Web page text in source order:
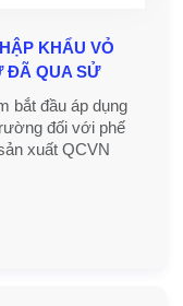
KHẨU VỎ
ĐÃ QUA SỬ
bắt đầu áp dụng
đối với phế
xuất QCVN